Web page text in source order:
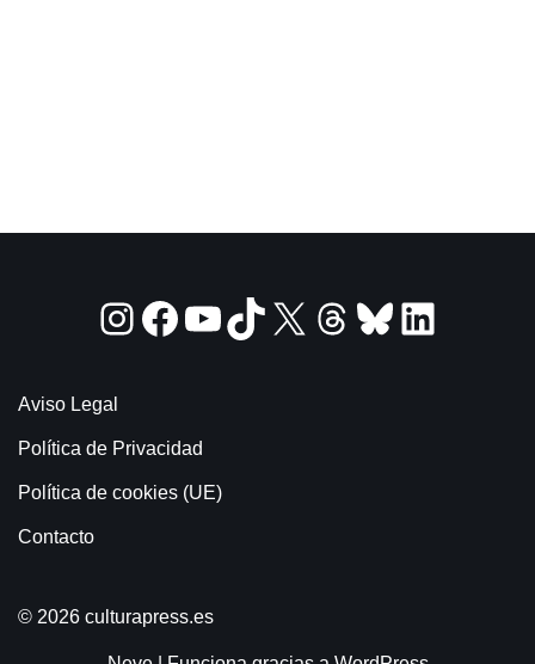
Aviso Legal
Política de Privacidad
Política de cookies (UE)
Contacto
© 2026 culturapress.es